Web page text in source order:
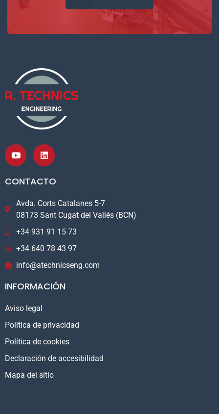
CONTACTO
Avda. Corts Catalanes 5-7
08173 Sant Cugat del Vallés (BCN)
+34 931 91 15 73
+34 640 78 43 97
info@atechnicseng.com
INFORMACIÓN
Aviso legal
Política de privacidad
Política de cookies
Declaración de accesibilidad
Mapa del sitio